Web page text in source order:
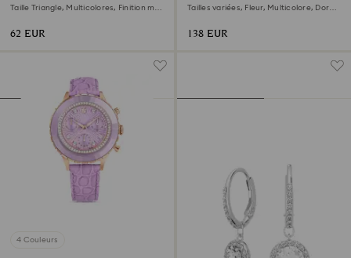
Taille Triangle, Multicolores, Finition mix
62 EUR
Tailles variées, Fleur, Multicolore, Doré à
138 EUR
4 Couleurs